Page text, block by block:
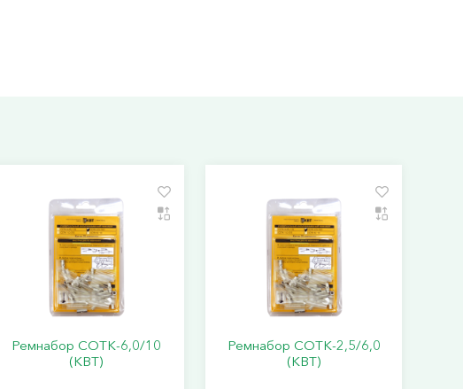
Ремнабор СОТК-6,0/10
(КВТ)
Ремнабор СОТК-2,5/6,0
(КВТ)